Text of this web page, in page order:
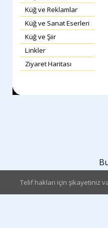
Küğ ve Reklamlar
Küğ ve Sanat Eserleri
Küğ ve Şiir
Linkler
Ziyaret Haritası
Telif hakları için şikayetiniz